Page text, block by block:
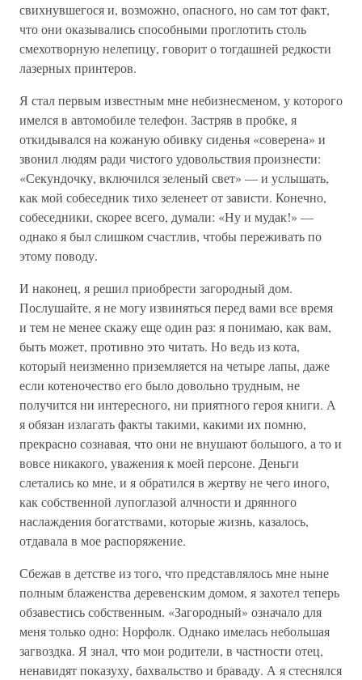
свихнувшегося и, возможно, опасного, но сам тот факт,
что они оказывались способными проглотить столь
смехотворную нелепицу, говорит о тогдашней редкости
лазерных принтеров.
Я стал первым известным мне небизнесменом, у которого
имелся в автомобиле телефон. Застряв в пробке, я
откидывался на кожаную обивку сиденья «соверена» и
звонил людям ради чистого удовольствия произнести:
«Секундочку, включился зеленый свет» — и услышать,
как мой собеседник тихо зеленеет от зависти. Конечно,
собеседники, скорее всего, думали: «Ну и мудак!» —
однако я был слишком счастлив, чтобы переживать по
этому поводу.
И наконец, я решил приобрести загородный дом.
Послушайте, я не могу извиняться перед вами все время
и тем не менее скажу еще один раз: я понимаю, как вам,
быть может, противно это читать. Но ведь из кота,
который неизменно приземляется на четыре лапы, даже
если котеночество его было довольно трудным, не
получится ни интересного, ни приятного героя книги. А
я обязан излагать факты такими, какими их помню,
прекрасно сознавая, что они не внушают большого, а то и
вовсе никакого, уважения к моей персоне. Деньги
слетались ко мне, и я обратился в жертву не чего иного,
как собственной лупоглазой алчности и дрянного
наслаждения богатствами, которые жизнь, казалось,
отдавала в мое распоряжение.
Сбежав в детстве из того, что представлялось мне ныне
полным блаженства деревенским домом, я захотел теперь
обзавестись собственным. «Загородный» означало для
меня только одно: Норфолк. Однако имелась небольшая
загвоздка. Я знал, что мои родители, в частности отец,
ненавидят показуху, бахвальство и браваду. А я стеснялся